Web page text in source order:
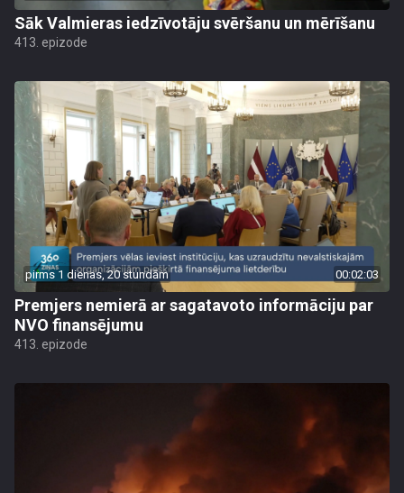
Sāk Valmieras iedzīvotāju svēršanu un mērīšanu
413. epizode
pirms 1 dienas, 20 stundām 00:02:03
Premjers nemierā ar sagatavoto informāciju par
NVO finansējumu
413. epizode